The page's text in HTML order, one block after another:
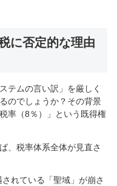
に否定的な理由
テムの言い訳」を厳しく
のでしょうか？その背景
率（8％）」という既得権
、税率体系全体が見直さ
れている「聖域」が崩さ